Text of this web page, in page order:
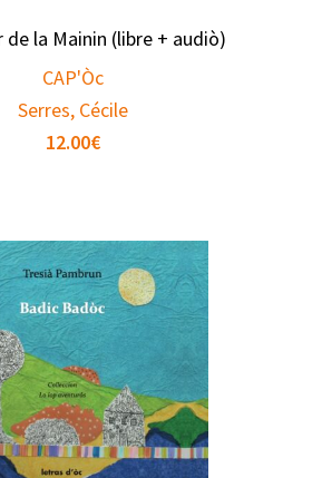
de la Mainin (libre + audiò)
CAP'Òc
Serres, Cécile
12.00€